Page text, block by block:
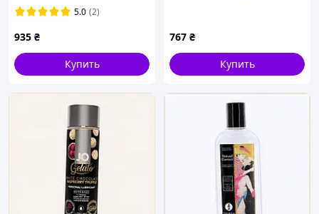
мл) на водной основе с
экстрактом алоэ
5.0 (2)
935 ₴
Купить
767 ₴
Купить